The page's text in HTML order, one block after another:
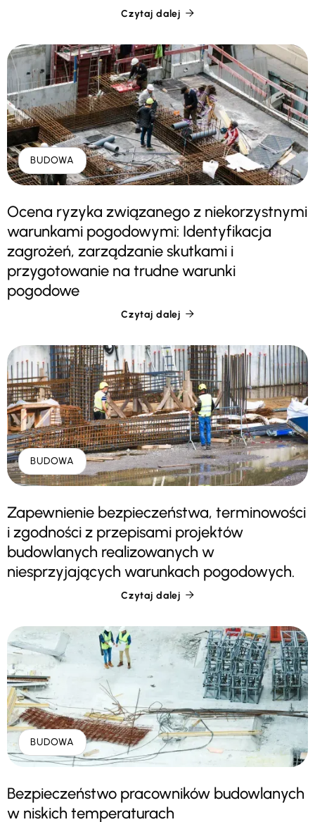
Czytaj dalej 
BUDOWA
Ocena ryzyka związanego z niekorzystnymi
warunkami pogodowymi: Identyfikacja
zagrożeń, zarządzanie skutkami i
przygotowanie na trudne warunki
pogodowe
Czytaj dalej 
BUDOWA
Zapewnienie bezpieczeństwa, terminowości
i zgodności z przepisami projektów
budowlanych realizowanych w
niesprzyjających warunkach pogodowych.
Czytaj dalej 
BUDOWA
Bezpieczeństwo pracowników budowlanych
w niskich temperaturach